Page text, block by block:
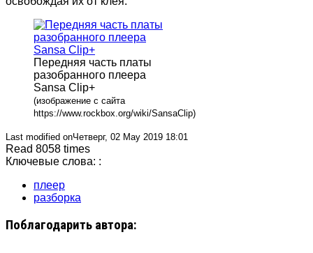
Передняя часть платы
разобранного плеера
Sansa Clip+
(изображение с сайта
https://www.rockbox.org/wiki/SansaClip)
Last modified onЧетверг, 02 May 2019 18:01
Read 8058 times
Ключевые слова: :
плеер
разборка
Поблагодарить автора: